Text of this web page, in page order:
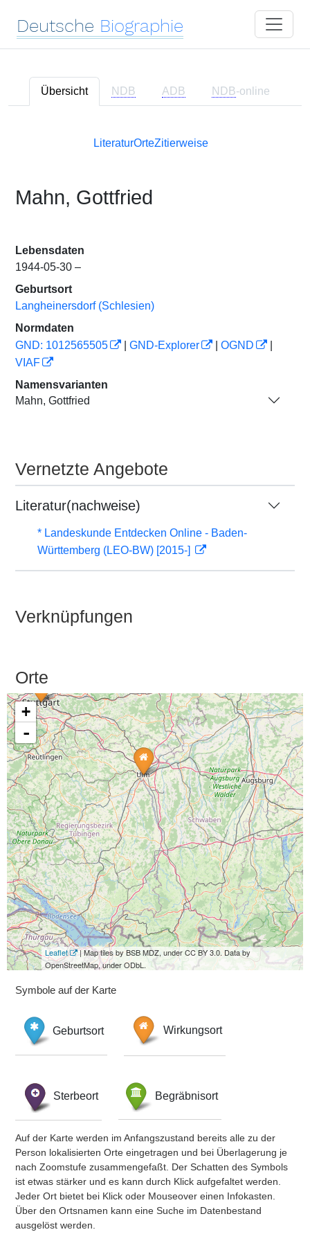
Deutsche Biographie
Übersicht NDB ADB NDB-online
LiteraturOrteZitierweise
Mahn, Gottfried
Lebensdaten
1944-05-30 –
Geburtsort
Langheinersdorf (Schlesien)
Normdaten
GND: 1012565505
GND-Explorer OGND
VIAF
Namensvarianten
Mahn, Gottfried
Vernetzte Angebote
Literatur(nachweise)
* Landeskunde Entdecken Online - Baden-
Württemberg (LEO-BW) [2015-]
Verknüpfungen
Orte
+
-
Leaflet
| Map tiles by BSB MDZ, under CC BY 3.0. Data by
OpenStreetMap, under ODbL.
Symbole auf der Karte
Geburtsort Wirkungsort
Sterbeort Begräbnisort
Auf der Karte werden im Anfangszustand bereits alle zu der
Person lokalisierten Orte eingetragen und bei Überlagerung je
nach Zoomstufe zusammengefaßt. Der Schatten des Symbols
ist etwas stärker und es kann durch Klick aufgefaltet werden.
Jeder Ort bietet bei Klick oder Mouseover einen Infokasten.
Über den Ortsnamen kann eine Suche im Datenbestand
ausgelöst werden.